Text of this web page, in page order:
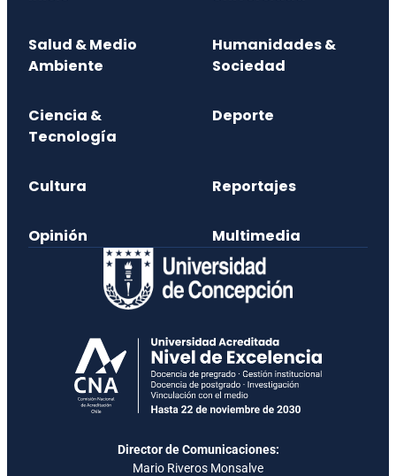
Salud & Medio
Ambiente
Humanidades &
Sociedad
Ciencia &
Tecnología
Deporte
Cultura Reportajes
Opinión Multimedia
Director de Comunicaciones:
Mario Riveros Monsalve